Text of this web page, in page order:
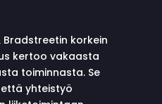
Bradstreetin korkein
kertoo vakaasta
toiminnasta. Se
yhteistyö